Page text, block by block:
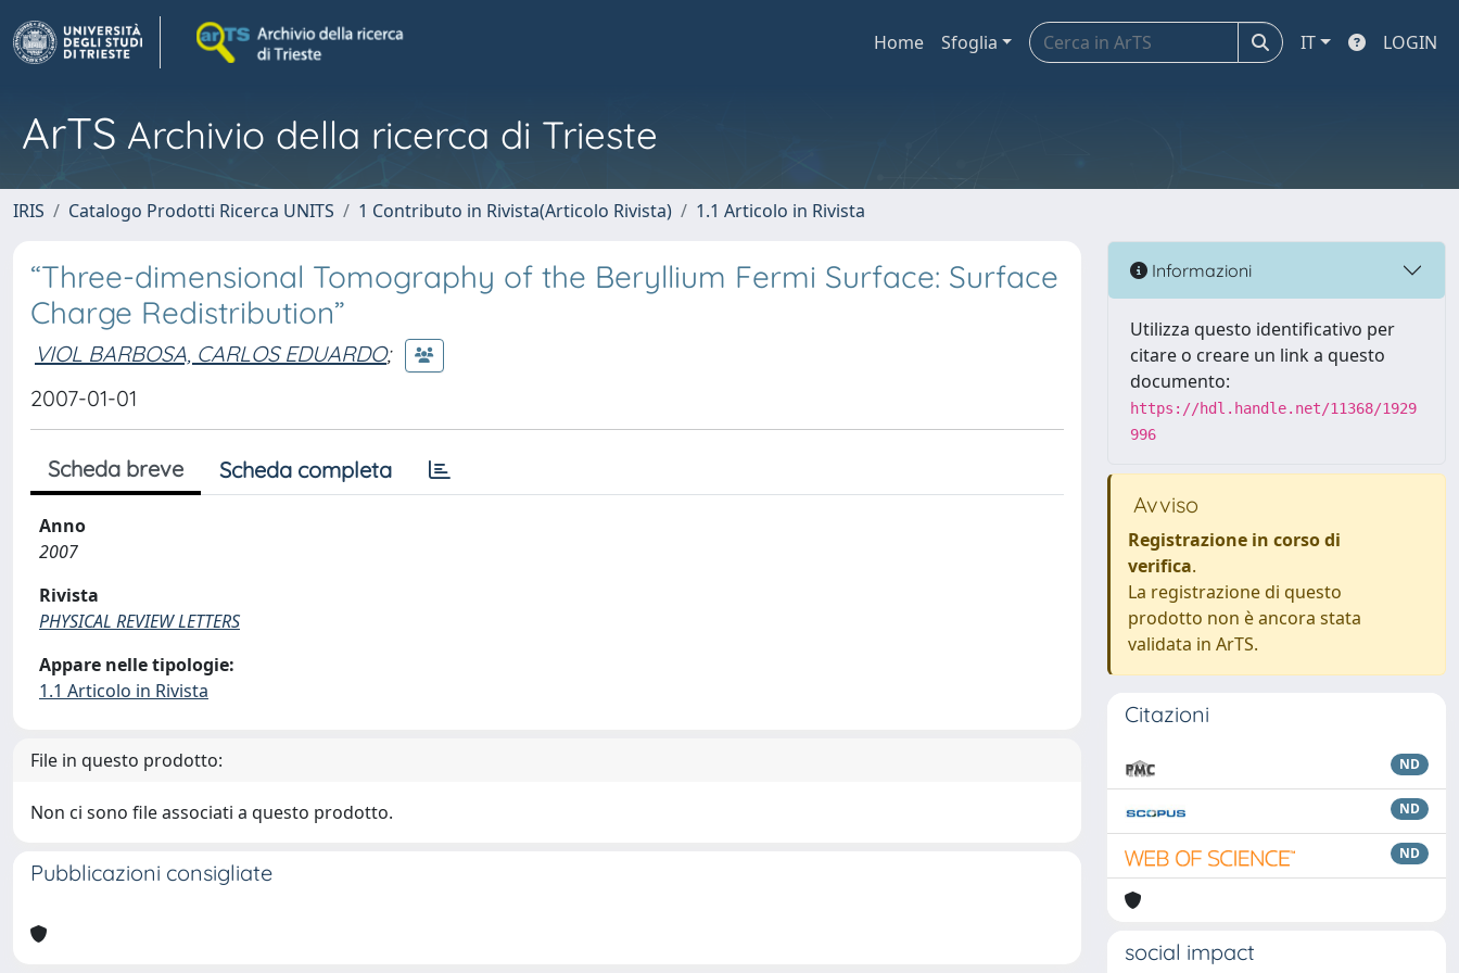
Home Sfoglia IT LOGIN
ArTS Archivio della ricerca di Trieste
IRIS Catalogo Prodotti Ricerca UNITS 1 Contributo in Rivista(Articolo Rivista) 1.1 Articolo in Rivista
“Three-dimensional Tomography of the Beryllium Fermi Surface: Surface
Charge Redistribution”
VIOL BARBOSA, CARLOS EDUARDO;
2007-01-01
Scheda breve Scheda completa
Anno
2007
Rivista
PHYSICAL REVIEW LETTERS
Appare nelle tipologie:
1.1 Articolo in Rivista
File in questo prodotto:
Non ci sono file associati a questo prodotto.
Pubblicazioni consigliate
Informazioni
Utilizza questo identificativo per
citare o creare un link a questo
documento:
https://hdl.handle.net/11368/1929
996
Avviso
Registrazione in corso di
verifica.
La registrazione di questo
prodotto non è ancora stata
validata in ArTS.
Citazioni
ND
ND
ND
social impact